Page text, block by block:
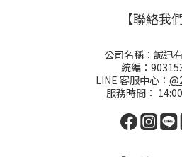
【聯絡我們
公司名稱：誠迅
統編：
LINE 客服中心：
服務時間：